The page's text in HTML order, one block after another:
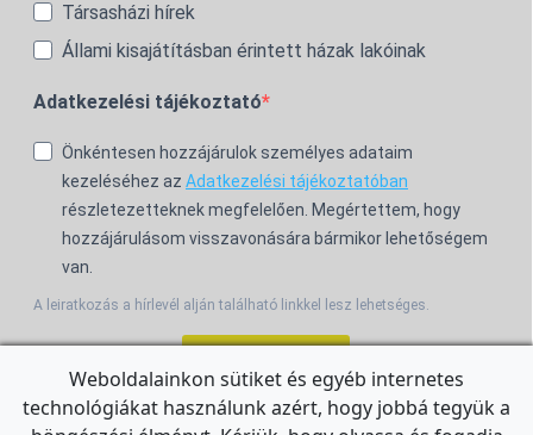
Társasházi hírek
Állami kisajátításban érintett házak lakóinak
Adatkezelési tájékoztató
Önkéntesen hozzájárulok személyes adataim
kezeléséhez az Adatkezelési tájékoztatóban
részletezetteknek megfelelően. Megértettem, hogy
hozzájárulásom visszavonására bármikor lehetőségem
van.
A leiratkozás a hírlevél alján található linkkel lesz lehetséges.
For the English Newsletter, clickHERE.
Weboldalainkon sütiket és egyéb internetes
technológiákat használunk azért, hogy jobbá tegyük a